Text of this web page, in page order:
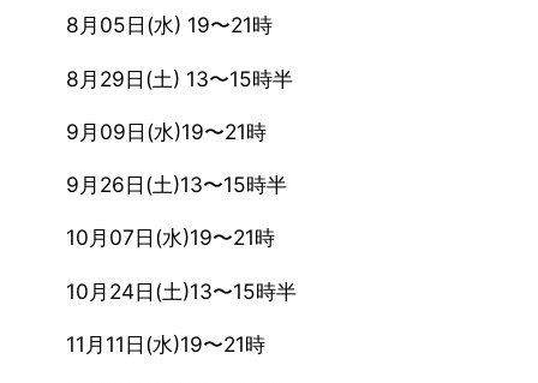
8月05日(水) 19〜21時
8月29日(土) 13〜15時半
9月09日(水)19〜21時
9月26日(土)13〜15時半
10月07日(水)19〜21時
10月24日(土)13〜15時半
11月11日(水)19〜21時